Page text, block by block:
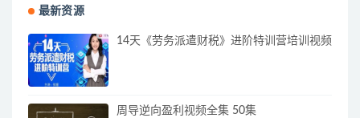
最新资源
14天《劳务派遣财税》进阶特训营培训视频
周导逆向盈利视频全集 50集